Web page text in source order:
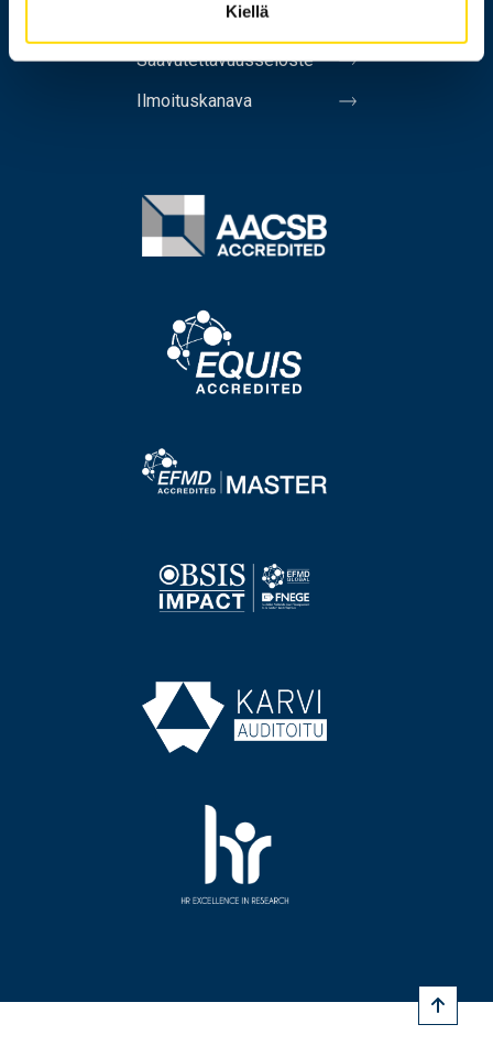
Kiellä
Saavutettavuusseloste
Ilmoituskanava
Image
Image
Image
Image
Image
Image